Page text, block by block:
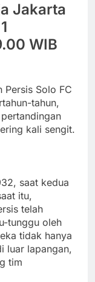
Jakarta
WIB
Persis Solo FC
tahun,
kali sengit.
saat kedua
itu,
telah
tunggu oleh
tidak hanya
luar lapangan,
tim